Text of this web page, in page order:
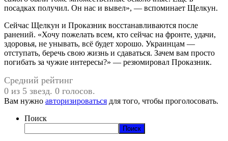
посадках получил. Он нас и вывел», — вспоминает Щелкун.
Сейчас Щелкун и Проказник восстанавливаются после
ранений. «Хочу пожелать всем, кто сейчас на фронте, удачи,
здоровья, не унывать, всё будет хорошо. Украинцам —
отступать, беречь свою жизнь и сдаваться. Зачем вам просто
погибать за чужие интересы?» — резюмировал Проказник.
Средний рейтинг
0 из 5 звезд. 0 голосов.
Вам нужно авторизироваться для того, чтобы проголосовать.
Поиск
Поиск